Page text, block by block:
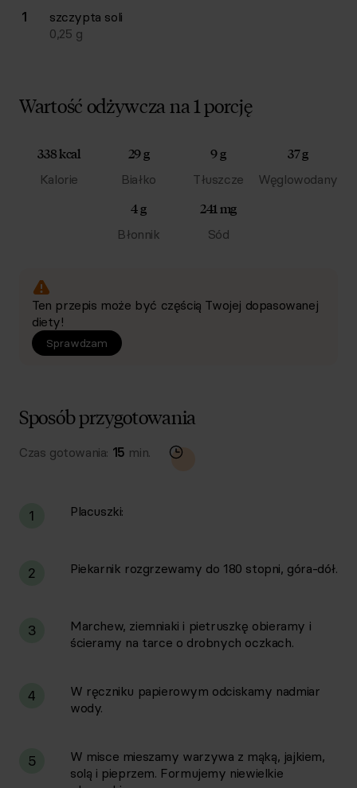
1
szczypta soli
0,25 g
Wartość odżywcza na 1 porcję
338 kcal
Kalorie
29 g
Białko
9 g
Tłuszcze
37 g
Węglowodany
4 g
Błonnik
241 mg
Sód
Ten przepis może być częścią Twojej dopasowanej
diety!
Sprawdzam
Sposób przygotowania
Czas gotowania: 15 min.
1 Placuszki:
2 Piekarnik rozgrzewamy do 180 stopni, góra-dół.
3
Marchew, ziemniaki i pietruszkę obieramy i
ścieramy na tarce o drobnych oczkach.
4
W ręczniku papierowym odciskamy nadmiar
wody.
5
W misce mieszamy warzywa z mąką, jajkiem,
solą i pieprzem. Formujemy niewielkie